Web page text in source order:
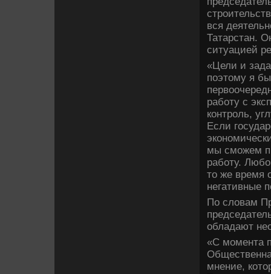
вся
Татарстан.
ситуацией
«Цели и
поэтому я
работу с
контроль,
Если
мы сможем
работу.
то же время
негативные
По словам
обладают
«С момента
мнение,